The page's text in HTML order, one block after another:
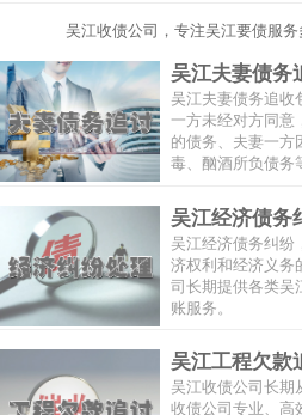
吴江收债公司，专注吴江要债服务
吴江夫妻债务
吴江夫妻债务追收
一方未经对方同意
的债务、夫妻一方
毒、酗酒所负债务
吴江经济债务
吴江经济债务纠纷
济权利和经济义务
司长期提供各类吴
账服务。
吴江工程欠款
吴江收债公司长期
收债公司专业、高